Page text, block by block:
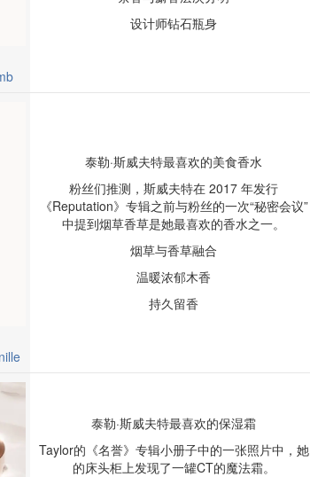
设计师钻石瓶身
泰勒·斯威夫特最喜欢的美食香水
粉丝们推测，斯威夫特在 2017 年发行
《Reputation》专辑之前与粉丝的一次“秘密会议”
中提到烟草香草是她最喜欢的香水之一。
烟草与香草融合
温暖浓郁木香
持久留香
泰勒·斯威夫特最喜欢的保湿霜
Taylor的《名誉》专辑小册子中的一张照片中，她
的床头柜上发现了一罐CT的魔法霜。